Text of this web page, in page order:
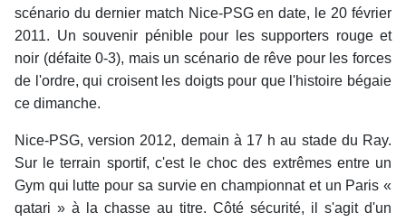
scénario du dernier match Nice-PSG en date, le 20 février
2011. Un souvenir pénible pour les supporters rouge et
noir (défaite 0-3), mais un scénario de rêve pour les forces
de l'ordre, qui croisent les doigts pour que l'histoire bégaie
ce dimanche.
Nice-PSG, version 2012, demain à 17 h au stade du Ray.
Sur le terrain sportif, c'est le choc des extrêmes entre un
Gym qui lutte pour sa survie en championnat et un Paris «
qatari » à la chasse au titre. Côté sécurité, il s'agit d'un